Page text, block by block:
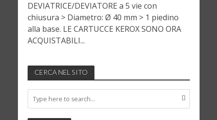
DEVIATRICE/DEVIATORE a 5 vie con
chiusura > Diametro: Ø 40 mm > 1 piedino
alla base. LE CARTUCCE KEROX SONO ORA
ACQUISTABILI...
CERCA NEL SITO